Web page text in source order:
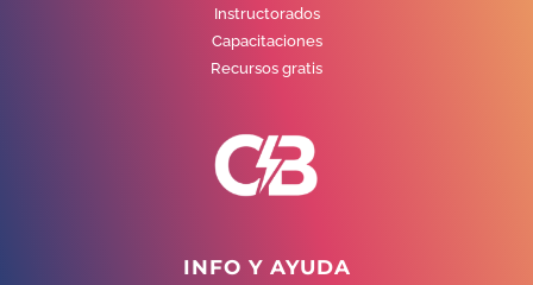
Instructorados
Capacitaciones
Recursos gratis
INFO Y AYUDA